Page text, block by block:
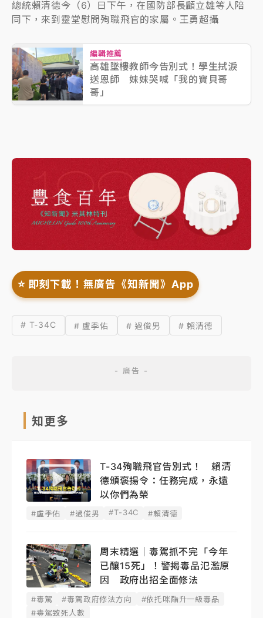
總統賴清德今（6）日下午，在國防部長顧立雄等人陪
同下，來到靈堂慰問殉職飛官的家屬。王勇超攝
編輯推薦
高雄墜樓教師今告別式！學生拭淚
送恩師 妹妹哭喊「我的寶貝哥
哥」
⭐️ 即刻下載！無廣告《知新聞》App
# T-34C # 盧季佑 # 過俊男 # 賴清德
知更多
T-34殉職飛官告別式！ 賴清
德頒褒揚令：任務完成，永遠
以你們為榮
#盧季佑 #過俊男 #T-34C #賴清德
周末精選｜毒駕抓不完「今年
已釀15死」！警揭毒品氾濫原
因 政府出招全面修法
#毒駕 #毒駕政府修法方向
#依托咪酯升一級毒品
#毒駕致死人數